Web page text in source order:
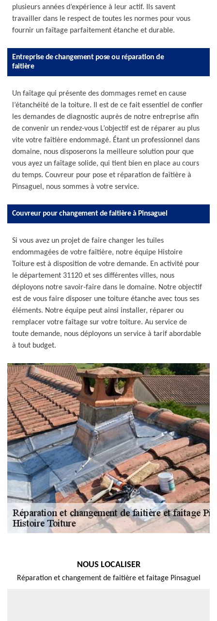
plusieurs années d’expérience à leur actif. Ils savent
travailler dans le respect de toutes les normes pour vous
fournir un faîtage parfaitement étanche et durable.
Entreprise de changement pose ou réparation de
faitière
Un faîtage qui présente des dommages remet en cause
l’étanchéité de la toiture. Il est de ce fait essentiel de confier
les demandes de diagnostic auprès de notre entreprise afin
de convenir un rendez-vous L’objectif est de réparer au plus
vite votre faîtière endommagé. Étant un professionnel dans
domaine, nous disposerons la meilleure solution pour que
vous ayez un faîtage solide, qui tient bien en place au cours
du temps. Couvreur pour pose et réparation de faîtière à
Pinsaguel, nous sommes à votre service.
Couvreur pour changement de faitière à Pinsaguel
Si vous avez un projet de faire changer les tuiles
endommagées de votre faîtière, notre équipe Histoire
Toiture est à disposition de votre demande. En activité pour
le département 31120 et ses différentes villes, nous
déployons notre savoir-faire dans le domaine. Notre objectif
est de vous faire disposer une toiture étanche avec tous ses
éléments. Notre équipe peut ainsi installer, réparer ou
remplacer votre faîtage sur votre toiture. Au service de
toute demande, nous déployons un service à tarif abordable
à tout budget.
NOUS LOCALISER
Réparation et changement de faitière et faitage Pinsaguel